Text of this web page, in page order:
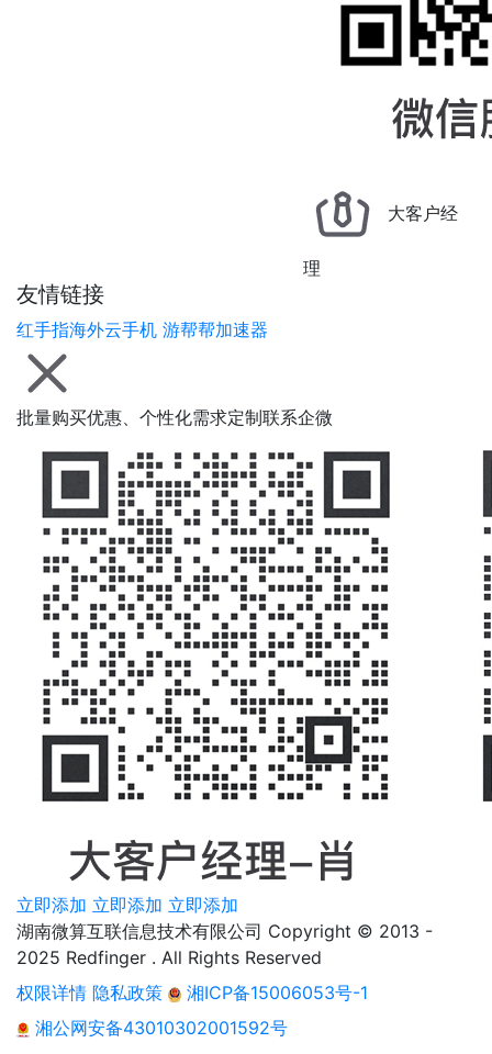
友情链接
红手指海外云手机 游帮帮加速器
大客户经
理
批量购买优惠、个性化需求定制联系企微
立即添加 立即添加 立即添加
湖南微算互联信息技术有限公司 Copyright © 2013 -
2025 Redfinger . All Rights Reserved
权限详情 隐私政策
湘ICP备15006053号-1
湘公网安备43010302001592号